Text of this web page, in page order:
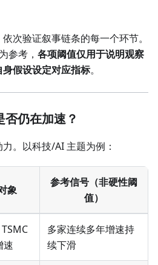
次验证叙事链条的每一个环节。
参考， 各项阈值仅用于说明观察
假设设定对应指标。
仍在加速？
。以科技/AI 主题为例：
象
参考信号（非硬性阈
值）
速
多家连续多年增速持
续下滑